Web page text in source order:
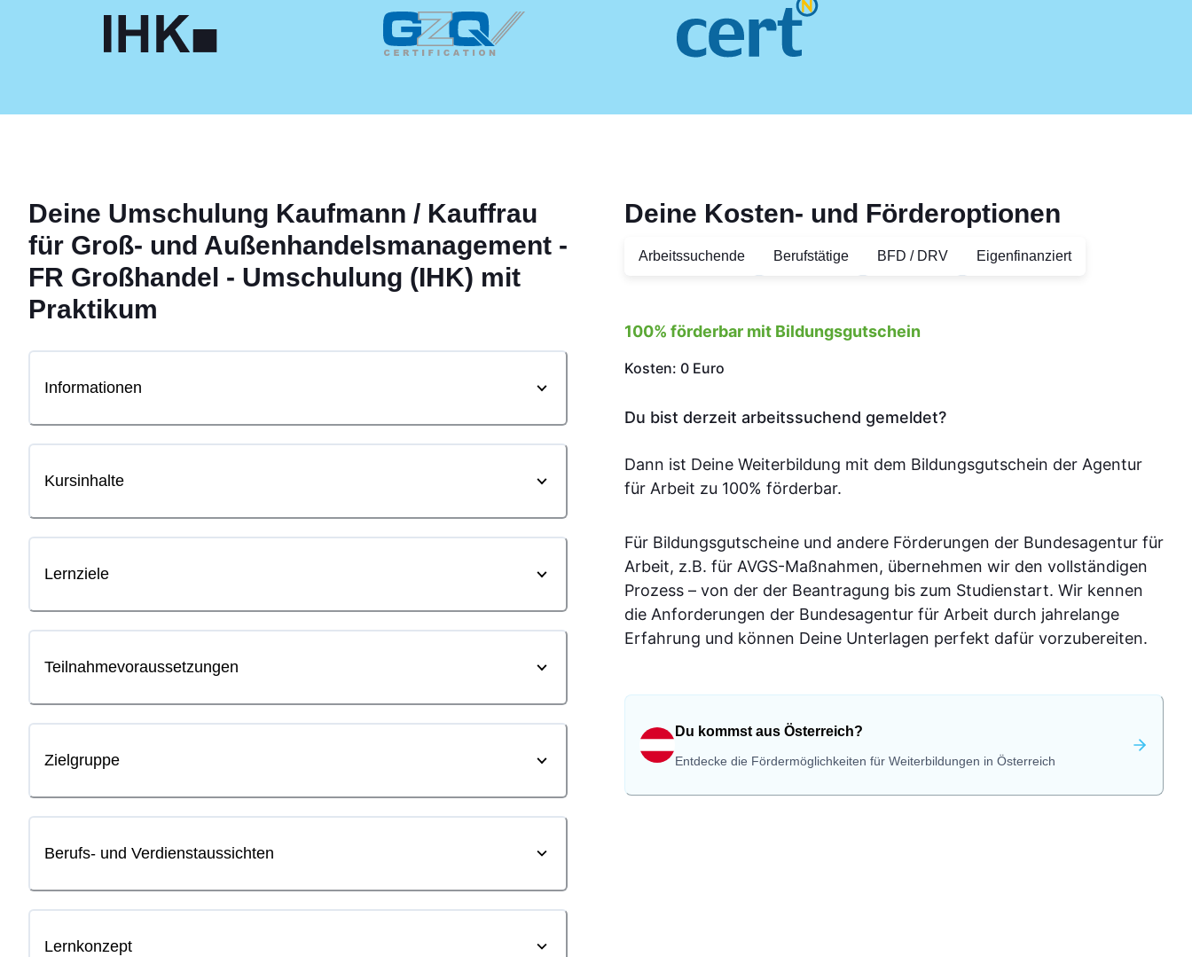
Deine Umschulung Kaufmann / Kauffrau
für Groß- und Außenhandelsmanagement -
FR Großhandel - Umschulung (IHK) mit
Praktikum
Informationen
Kursinhalte
Lernziele
Teilnahmevoraussetzungen
Zielgruppe
Berufs- und Verdienstaussichten
Lernkonzept
Deine Kosten- und Förderoptionen
Arbeitssuchende Berufstätige BFD / DRV Eigenfinanziert
100% förderbar mit Bildungsgutschein
Kosten: 0 Euro
Du bist derzeit arbeitssuchend gemeldet?
Dann ist Deine Weiterbildung mit dem Bildungsgutschein der Agentur
für Arbeit zu 100% förderbar.
Für Bildungsgutscheine und andere Förderungen der Bundesagentur für
Arbeit, z.B. für AVGS-Maßnahmen, übernehmen wir den vollständigen
Prozess – von der der Beantragung bis zum Studienstart. Wir kennen
die Anforderungen der Bundesagentur für Arbeit durch jahrelange
Erfahrung und können Deine Unterlagen perfekt dafür vorzubereiten.
Du kommst aus Österreich?
Entdecke die Fördermöglichkeiten für Weiterbildungen in Österreich